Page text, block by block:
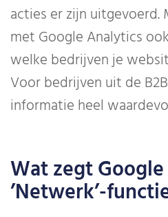
acties er zijn uitgevoerd.
met Google Analytics
welke bedrijven je
Voor bedrijven uit de
informatie heel
Wat zegt
’Netwerk’-